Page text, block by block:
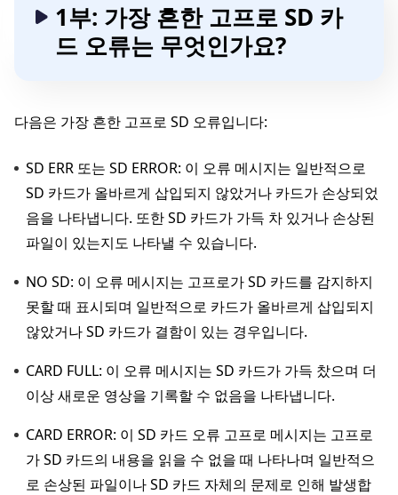
1부: 가장 흔한 고프로 SD 카
드 오류는 무엇인가요?
다음은 가장 흔한 고프로 SD 오류입니다:
SD ERR 또는 SD ERROR: 이 오류 메시지는 일반적으로
SD 카드가 올바르게 삽입되지 않았거나 카드가 손상되었
음을 나타냅니다. 또한 SD 카드가 가득 차 있거나 손상된
파일이 있는지도 나타낼 수 있습니다.
NO SD: 이 오류 메시지는 고프로가 SD 카드를 감지하지
못할 때 표시되며 일반적으로 카드가 올바르게 삽입되지
않았거나 SD 카드가 결함이 있는 경우입니다.
CARD FULL: 이 오류 메시지는 SD 카드가 가득 찼으며 더
이상 새로운 영상을 기록할 수 없음을 나타냅니다.
CARD ERROR: 이 SD 카드 오류 고프로 메시지는 고프로
가 SD 카드의 내용을 읽을 수 없을 때 나타나며 일반적으
로 손상된 파일이나 SD 카드 자체의 문제로 인해 발생합